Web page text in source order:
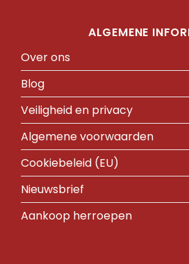
ALGEMENE
Over ons
Blog
Veiligheid en privacy
Algemene voorwaarden
Cookiebeleid (EU)
Nieuwsbrief
Aankoop herroepen